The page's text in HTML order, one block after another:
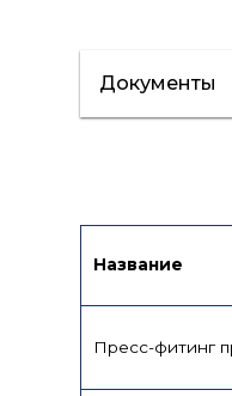
Документы
Название
Пресс-фитинг